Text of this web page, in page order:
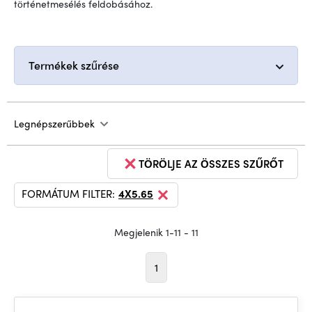
történetmesélés feldobásához.
Termékek szűrése
Legnépszerűbbek
TÖRÖLJE AZ ÖSSZES SZŰRŐT
FORMÁTUM FILTER: 4X5.65
Megjelenik 1-11 - 11
1